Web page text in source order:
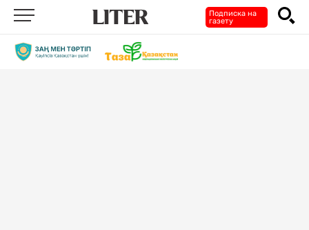
Подписка на
газету